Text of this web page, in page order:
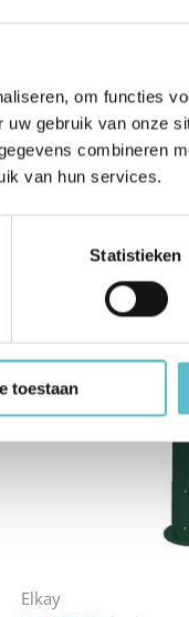
om functies
gebruik van onze
combineren
van hun services.
Statistieken
toestaan
Waterfles
Scholen en
€3.846,59incl. BTW
€3.179,00excl. BTW
Elkay